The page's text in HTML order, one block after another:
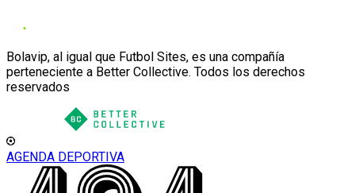
Bolavip, al igual que Futbol Sites, es una compañía
perteneciente a Better Collective. Todos los derechos
reservados
AGENDA DEPORTIVA